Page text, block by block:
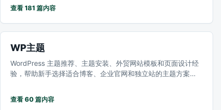
查看 181 篇内容
WP主题
WordPress 主题推荐、主题安装、外贸网站模板和页面设计经
验，帮助新手选择适合博客、企业官网和独立站的主题方案…
查看 60 篇内容